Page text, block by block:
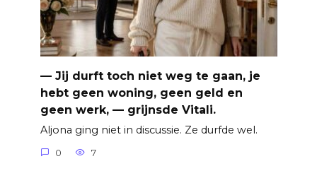
— Jij durft toch niet weg te gaan, je
hebt geen woning, geen geld en
geen werk, — grijnsde Vitali.
Aljona ging niet in discussie. Ze durfde wel.
0 7